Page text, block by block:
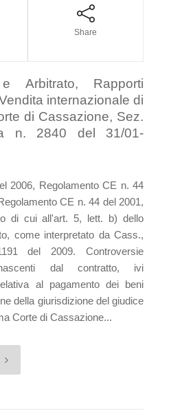
Share
Arbitrato, Rapporti
internazionale di
di Cassazione, Sez.
n. 2840 del 31/01-
2006, Regolamento CE n. 44
CE n. 44 del 2001,
di cui all'art. 5, lett. b) dello
come interpretato da Cass.,
del 2009. Controversie
nascenti dal contratto, ivi
al pagamento dei beni
della giurisdizione del giudice
Corte di Cassazione...